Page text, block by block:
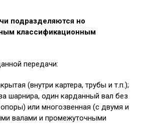
подразделяются но
классификационным
передачи:
(внутри картера, трубы и т.п.);
шарнира, один карданный вал без
или многозвенная (с двумя и
валами и промежуточными